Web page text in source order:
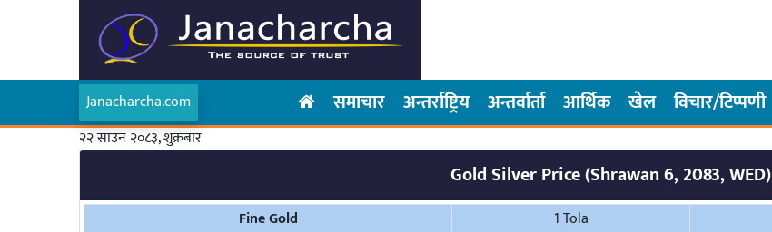
Janacharcha.com समाचार अन्तर्राष्ट्रिय अन्तर्वार्ता आर्थिक खेल विचार/टिप्पणी
२२ साउन २०८३, शुक्रबार
Gold Silver Price (Shrawan 6, 2083, WED)
Fine Gold 1 Tola